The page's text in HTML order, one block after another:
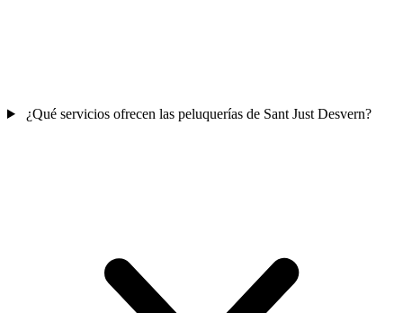
¿Qué servicios ofrecen las peluquerías de Sant Just Desvern?